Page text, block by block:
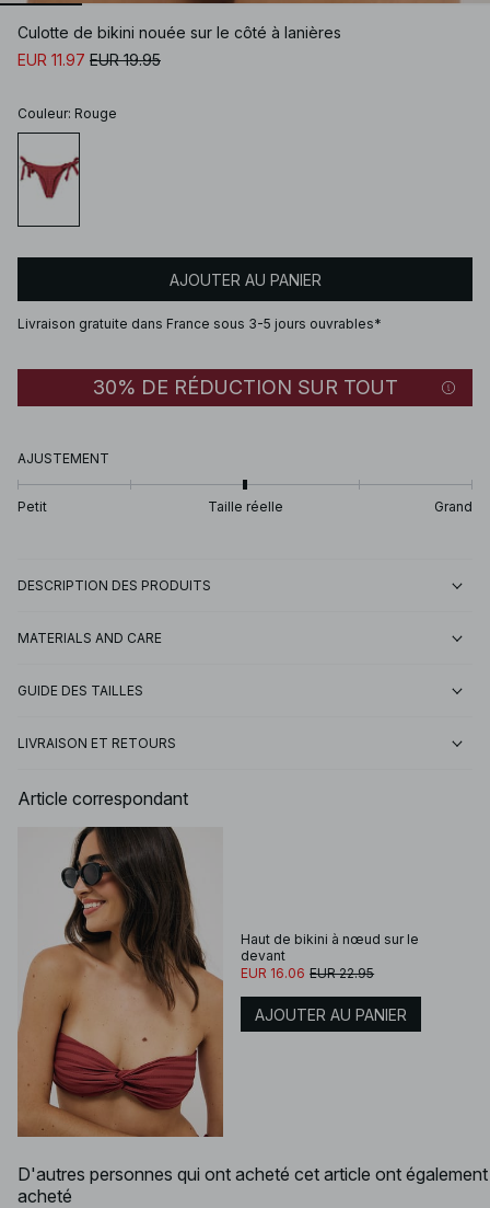
Culotte de bikini nouée sur le côté à lanières
EUR 11.97 EUR 19.95
Couleur: Rouge
AJOUTER AU PANIER
Livraison gratuite dans France sous 3-5 jours ouvrables*
30% DE RÉDUCTION SUR TOUT
AJUSTEMENT
Petit Taille réelle Grand
DESCRIPTION DES PRODUITS
MATERIALS AND CARE
GUIDE DES TAILLES
LIVRAISON ET RETOURS
Article correspondant
Haut de bikini à nœud sur le
devant
EUR 16.06 EUR 22.95
AJOUTER AU PANIER
D'autres personnes qui ont acheté cet article ont également
acheté